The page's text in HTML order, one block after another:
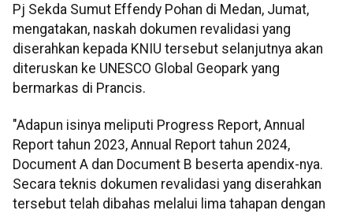
Pj Sekda Sumut Effendy Pohan di Medan, Jumat,
mengatakan, naskah dokumen revalidasi yang
diserahkan kepada KNIU tersebut selanjutnya akan
diteruskan ke UNESCO Global Geopark yang
bermarkas di Prancis.
"Adapun isinya meliputi Progress Report, Annual
Report tahun 2023, Annual Report tahun 2024,
Document A dan Document B beserta apendix-nya.
Secara teknis dokumen revalidasi yang diserahkan
tersebut telah dibahas melalui lima tahapan dengan